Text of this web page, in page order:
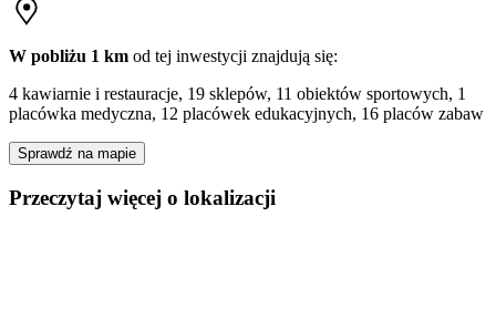
W pobliżu 1 km od tej inwestycji znajdują się:
4 kawiarnie i restauracje, 19 sklepów, 11 obiektów sportowych, 1
placówka medyczna, 12 placówek edukacyjnych, 16 placów zabaw
Sprawdź na mapie
Przeczytaj więcej o lokalizacji